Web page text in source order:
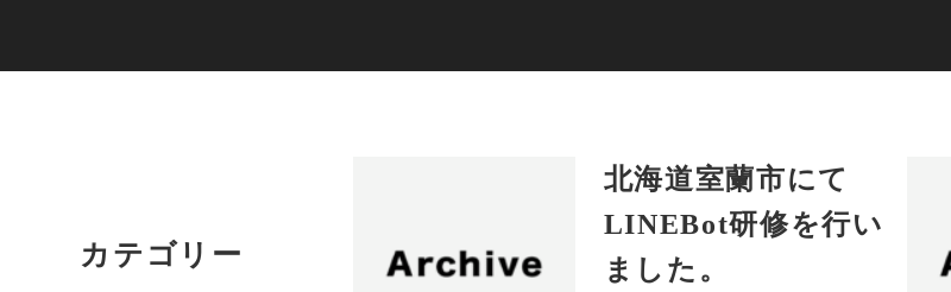
北海道室蘭市にて
LINEBot研修を行い
ました。
カテゴリー